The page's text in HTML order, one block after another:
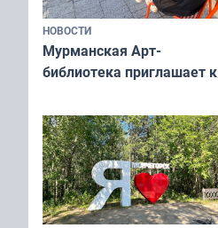
НОВОСТИ
Мурманская Арт-
библиотека приглашает к
и фотографов